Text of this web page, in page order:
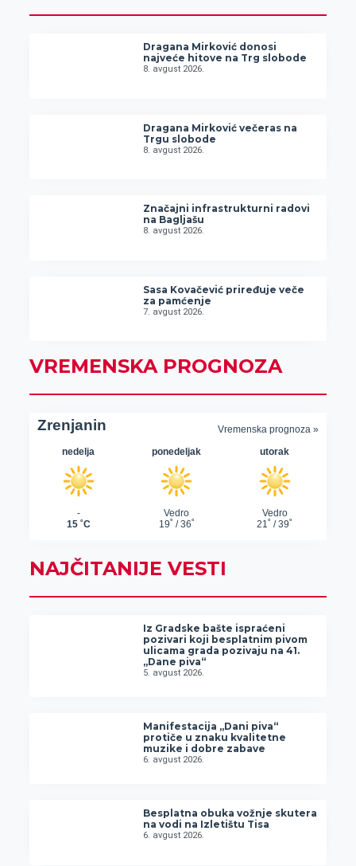
Dragana Mirković donosi
najveće hitove na Trg slobode
8. avgust 2026.
Dragana Mirković večeras na
Trgu slobode
8. avgust 2026.
Značajni infrastrukturni radovi
na Bagljašu
8. avgust 2026.
Sasa Kovačević priređuje veče
za pamćenje
7. avgust 2026.
VREMENSKA PROGNOZA
NAJČITANIJE VESTI
Iz Gradske bašte ispraćeni
pozivari koji besplatnim pivom
ulicama grada pozivaju na 41.
„Dane piva“
5. avgust 2026.
Manifestacija „Dani piva“
protiče u znaku kvalitetne
muzike i dobre zabave
6. avgust 2026.
Besplatna obuka vožnje skutera
na vodi na Izletištu Tisa
6. avgust 2026.